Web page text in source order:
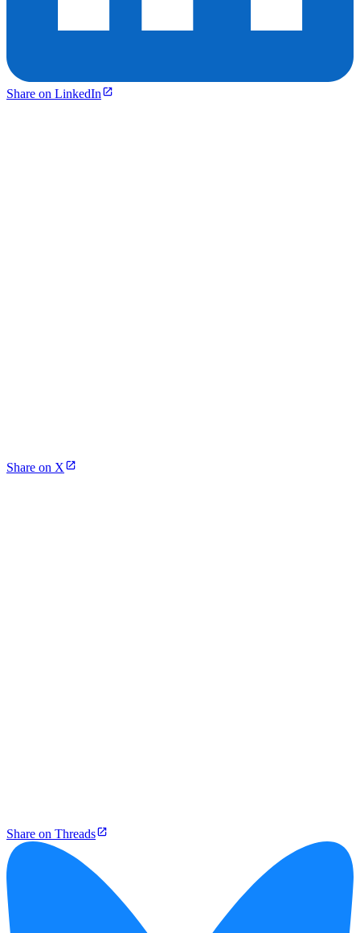
Share on LinkedIn
Share on X
Share on Threads